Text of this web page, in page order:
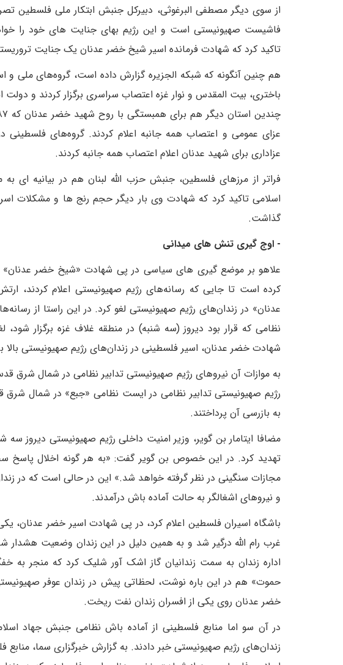
از سوی دیگر مصطفی البرغوثی، دبیرکل جنبش ابتکار ملی فلسطین
فاشیست صهیونیستی است و این رژیم بهای جنایت های خود را
تاکید کرد که شهادت فرمانده اسیر شیخ خضر عدنان یک جنایت
هم چنین آنگونه که شبکه الجزیره گزارش داده است، گروه‌های ملی و
باختری، بیت المقدس و نوار غزه اعتصاب سراسری برگزار کردند و
عزای عمومی و اعتصاب همه جانبه اعلام کردند. گروه‌های فلسطینی
عزاداری برای شهید عدنان اعلام اعتصاب همه جانبه کردند.
فراتر از مرزهای فلسطین، جنبش حزب الله لبنان هم در بیانیه
اسلامی تاکید کرد که شهادت وی بار دیگر حجم رنج ها و مشکلات
گذاشت.
- اوج گیری تنش های میدانی
علاهو بر موضع گیری های سیاسی در پی شهادت «شیخ خضر عدنان»
کرده است تا جایی که رسانه‌های رژیم صهیونیستی اعلام کردند،
عدنان» در زندان‌های رژیم صهیونیستی لغو کرد. در این راستا از
نظامی که قرار بود دیروز (سه شنبه) در منطقه غلاف غزه برگزار
شهادت خضر عدنان، اسیر فلسطینی در زندان‌های رژیم صهیونیستی بالا
به موازات آن نیروهای رژیم صهیونیستی تدابیر نظامی در شمال شرق
رژیم صهیونیستی تدابیر نظامی در ایست نظامی «جبع» در شمال شرق
به بازرسی آن پرداختند.
مضافا ایتامار بن گویر، وزیر امنیت داخلی رژیم صهیونیستی دیروز
تهدید کرد. در این خصوص بن گویر گفت: «به هر گونه اخلال پاسخ
مجازات سنگینی در نظر گرفته خواهد شد.» این در حالی است که در
و نیروهای اشغالگر به حالت آماده باش درآمدند.
باشگاه اسیران فلسطین اعلام کرد، در پی شهادت اسیر خضر عدنان، یکی
غرب رام الله درگیر شد و به همین دلیل در این زندان وضعیت هشدار
اداره زندان به سمت زندانیان گاز اشک آور شلیک کرد که منجر به
حموت» هم در این باره نوشت، لحظاتی پیش در زندان عوفر
خضر عدنان روی یکی از افسران زندان نفت ریخت.
در آن سو اما منابع فلسطینی از آماده باش نظامی جنبش جهاد
زندان‌های رژیم صهیونیستی خبر دادند. به گزارش خبرگزاری سما،